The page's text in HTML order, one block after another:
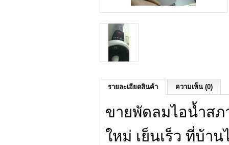
รายละเอียดสินค้า ความเห็น (0)
ขายพัดลมไอน้ำส
ใหม่ เย็นเร็ว ที่บ้า